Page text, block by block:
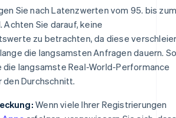
Sie nach Latenzwerten vom 95. bis zum
Achten Sie darauf, keine
zu betrachten, da diese
die langsamsten Anfragen dauern.
die langsamste Real-World-Performance
den Durchschnitt.
Wenn viele Ihrer Registrierungen